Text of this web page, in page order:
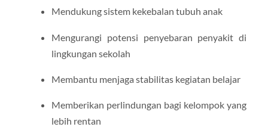
Mendukung sistem kekebalan tubuh anak
Mengurangi potensi penyebaran penyakit di
lingkungan sekolah
Membantu menjaga stabilitas kegiatan belajar
Memberikan perlindungan bagi kelompok yang
lebih rentan